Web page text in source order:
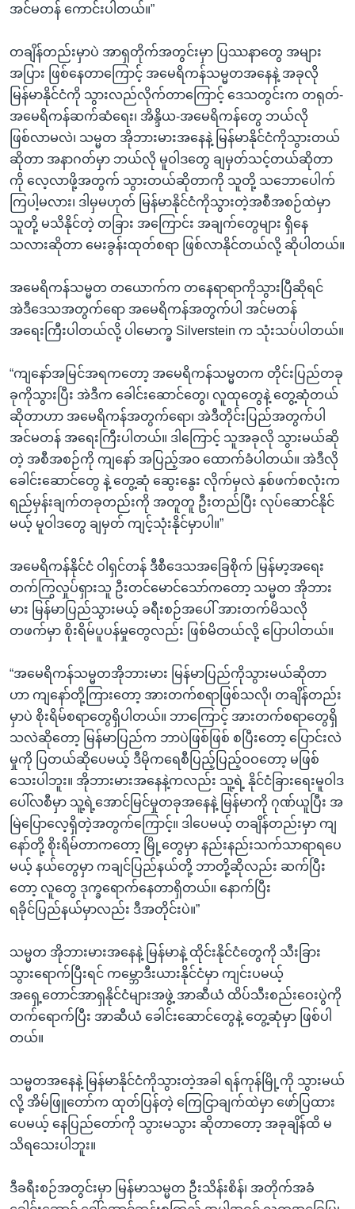
အင်မတန် ကောင်းပါတယ်။”
တချိန်တည်းမှာပဲ အာရှတိုက်အတွင်းမှာ ပြဿနာတွေ အများ
အပြား ဖြစ်နေတာကြောင့် အမေရိကန်သမ္မတအနေနဲ့ အခုလို
မြန်မာနိုင်ငံကို သွားလည်လိုက်တာကြောင့် ဒေသတွင်းက တရုတ်-
အမေရိကန်ဆက်ဆံရေး၊ အိန္ဒိယ-အမေရိကန်တွေ ဘယ်လို
ဖြစ်လာမလဲ၊ သမ္မတ အိုဘားမားအနေနဲ့ မြန်မာနိုင်ငံကိုသွားတယ်
ဆိုတာ အနာဂတ်မှာ ဘယ်လို မူဝါဒတွေ ချမှတ်သင့်တယ်ဆိုတာ
ကို လေ့လာဖို့အတွက် သွားတယ်ဆိုတာကို သူတို့ သဘောပေါက်
ကြပါ့မလား၊ ဒါမှမဟုတ် မြန်မာနိုင်ငံကိုသွားတဲ့အစီအစဉ်ထဲမှာ
သူတို့ မသိနိုင်တဲ့ တခြား အကြောင်း အချက်တွေများ ရှိနေ
သလားဆိုတာ မေးခွန်းထုတ်စရာ ဖြစ်လာနိုင်တယ်လို့ ဆိုပါတယ်။
အမေရိကန်သမ္မတ တယောက်က တနေရာရာကိုသွားပြီဆိုရင်
အဲဒီဒေသအတွက်ရော အမေရိကန်အတွက်ပါ အင်မတန်
အရေးကြီးပါတယ်လို့ ပါမောက္ခ Silverstein က သုံးသပ်ပါတယ်။
“ကျနော်အမြင်အရကတော့ အမေရိကန်သမ္မတက တိုင်းပြည်တခု
ခုကိုသွားပြီး အဲဒီက ခေါင်းဆောင်တွေ၊ လူထုတွေနဲ့ တွေ့ဆုံတယ်
ဆိုတာဟာ အမေရိကန်အတွက်ရော၊ အဲဒီတိုင်းပြည်အတွက်ပါ
အင်မတန် အရေးကြီးပါတယ်။ ဒါကြောင့် သူအခုလို သွားမယ်ဆို
တဲ့ အစီအစဉ်ကို ကျနော် အပြည့်အ၀ ထောက်ခံပါတယ်။ အဲဒီလို
ခေါင်းဆောင်တွေ နဲ့ တွေ့ဆုံ ဆွေးနွေး လိုက်မှလဲ နှစ်ဖက်စလုံးက
ရည်မှန်းချက်တခုတည်းကို အတူတူ ဦးတည်ပြီး လုပ်ဆောင်နိုင်
မယ့် မူဝါဒတွေ ချမှတ် ကျင့်သုံးနိုင်မှာပါ။”
အမေရိကန်နိုင်ငံ ဝါရှင်တန် ဒီစီဒေသအခြေစိုက် မြန်မာ့အရေး
တက်ကြွလှုပ်ရှားသူ ဦးတင်မောင်သော်ကတော့ သမ္မတ အိုဘား
မား မြန်မာပြည်သွားမယ့် ခရီးစဉ်အပေါ် အားတက်မိသလို
တဖက်မှာ စိုးရိမ်ပူပန်မှုတွေလည်း ဖြစ်မိတယ်လို့ ပြောပါတယ်။
“အမေရိကန်သမ္မတအိုဘားမား မြန်မာပြည်ကိုသွားမယ်ဆိုတာ
ဟာ ကျနော်တို့ကြားတော့ အားတက်စရာဖြစ်သလို၊ တချိန်တည်း
မှာပဲ စိုးရိမ်စရာတွေရှိပါတယ်။ ဘာကြောင့် အားတက်စရာတွေရှိ
သလဲဆိုတော့ မြန်မာပြည်က ဘာပဲဖြစ်ဖြစ် စပြီးတော့ ပြောင်းလဲ
မှုကို ပြတယ်ဆိုပေမယ့် ဒီမိုကရေစီပြည့်ပြည့်ဝဝတော့ မဖြစ်
သေးပါဘူး။ အိုဘားမားအနေနဲ့ကလည်း သူ့ရဲ့ နိုင်ငံခြားရေးမူဝါဒ
ပေါ်လစီမှာ သူ့ရဲ့အောင်မြင်မှုတခုအနေနဲ့ မြန်မာကို ဂုဏ်ယူပြီး အ
မြဲပြောလေ့ရှိတဲ့အတွက်ကြောင့်။ ဒါပေမယ့် တချိန်တည်းမှာ ကျ
နော်တို့ စိုးရိမ်တာကတော့ မြို့တွေမှာ နည်းနည်းသက်သာရာရပေ
မယ့် နယ်တွေမှာ ကချင်ပြည်နယ်တို့ ဘာတို့ဆိုလည်း ဆက်ပြီး
တော့ လူတွေ ဒုက္ခရောက်နေတာရှိတယ်။ နောက်ပြီး
ရခိုင်ပြည်နယ်မှာလည်း ဒီအတိုင်းပဲ။”
သမ္မတ အိုဘားမားအနေနဲ့ မြန်မာနဲ့ ထိုင်းနိုင်ငံတွေကို သီးခြား
သွားရောက်ပြီးရင် ကမ္ဘောဒီးယားနိုင်ငံမှာ ကျင်းပမယ့်
အရှေ့တောင်အာရှနိုင်ငံများအဖွဲ့ အာဆီယံ ထိပ်သီးစည်းဝေးပွဲကို
တက်ရောက်ပြီး အာဆီယံ ခေါင်းဆောင်တွေနဲ့ တွေ့ဆုံမှာ ဖြစ်ပါ
တယ်။
သမ္မတအနေနဲ့ မြန်မာနိုင်ငံကိုသွားတဲ့အခါ ရန်ကုန်မြို့ကို သွားမယ်
လို့ အိမ်ဖြူတော်က ထုတ်ပြန်တဲ့ ကြေငြာချက်ထဲမှာ ဖော်ပြထား
ပေမယ့် နေပြည်တော်ကို သွားမသွား ဆိုတာတော့ အခုချိန်ထိ မ
သိရသေးပါဘူး။
ဒီခရီးစဉ်အတွင်းမှာ မြန်မာသမ္မတ ဦးသိန်းစိန်၊ အတိုက်အခံ